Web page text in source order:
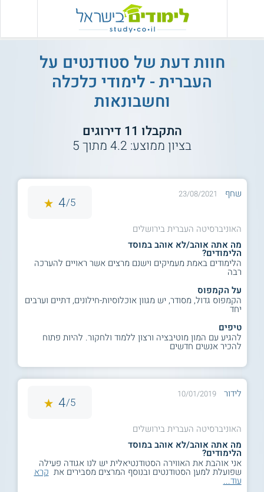
חוות דעת של סטודנטים על
העברית - לימודי כלכלה
וחשבונאות
התקבלו 11 דירוגים
בציון ממוצע: 4.2מתוך5
שחף 23/08/2021
5/
4
האוניברסיטה העברית בירושלים
מה אתה אוהב/לא אוהב במוסד
הלימודים?
הלימודים באמת מעמיקים וישנם מרצים אשר ראויים להערכה
רבה
על הקמפוס
הקמפוס גדול, מסודר, יש מגוון אוכלוסיות-חילונים, דתיים וערבים
יחד
טיפים
להגיע עם המון מוטיבציה ורצון ללמוד ולחקור. להיות פתוח
להכיר אנשים חדשים
לידור 10/01/2019
5/
4
האוניברסיטה העברית בירושלים
מה אתה אוהב/לא אוהב במוסד
הלימודים?
אני אוהבת את האווירה הסטודנטיאלית יש לנו אגודה פעילה
שפועלת למען הסטודנטים ובנוסף המרצים מסבירים את קרא
עוד...